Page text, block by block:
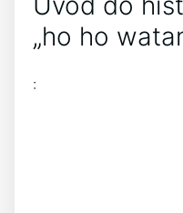
„ho⁤ ho
: